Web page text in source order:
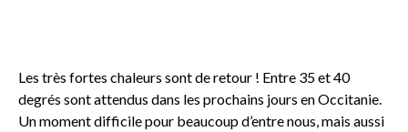
Les très fortes chaleurs sont de retour ! Entre 35 et 40
degrés sont attendus dans les prochains jours en Occitanie.
Un moment difficile pour beaucoup d’entre nous, mais aussi